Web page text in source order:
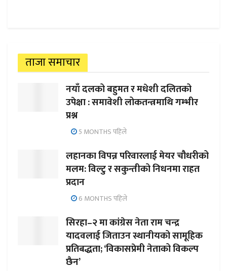
ताजा समाचार
नयाँ दलको बहुमत र मधेशी दलितको
उपेक्षा : समावेशी लोकतन्त्रमाथि गम्भीर
प्रश्न
5 MONTHS पहिले
लहानका विपन्न परिवारलाई मेयर चौधरीको
मलम: विल्टु र सकुन्तीको निधनमा राहत
प्रदान
6 MONTHS पहिले
सिरहा–२ मा कांग्रेस नेता राम चन्द्र
यादवलाई जिताउन स्थानीयको सामूहिक
प्रतिबद्धता; ‘विकासप्रेमी नेताको विकल्प
छैन’